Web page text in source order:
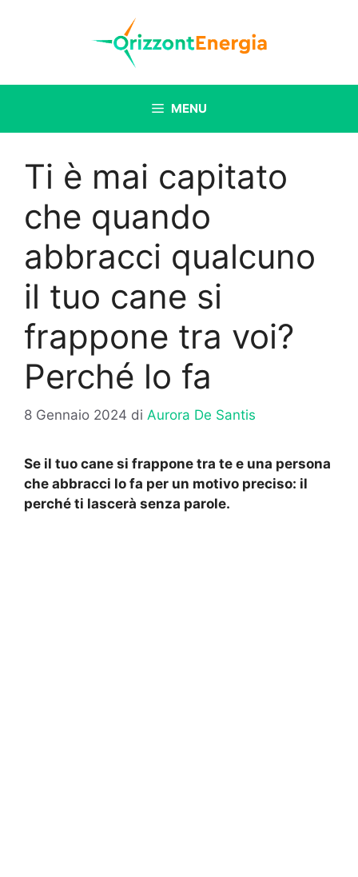
MENU
Ti è mai capitato
che quando
abbracci qualcuno
il tuo cane si
frappone tra voi?
Perché lo fa
8 Gennaio 2024 di Aurora De Santis
Se il tuo cane si frappone tra te e una persona
che abbracci lo fa per un motivo preciso: il
perché ti lascerà senza parole.